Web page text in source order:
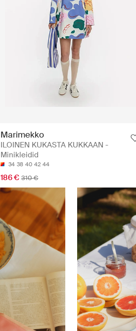
Marimekko
ILOINEN KUKASTA KUKKAAN -
Minikleidid
34 38 40 42 44
186 € 310 €